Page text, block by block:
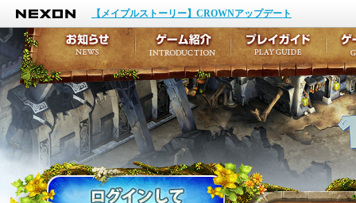
NEXON
【メイプルストーリー】CROWNアップデート
お知らせ
イベント
アップデート
メンテナンス
ゲーム紹介
キャラクター作成
テイルズ初級者講座
ここだけは知ってお